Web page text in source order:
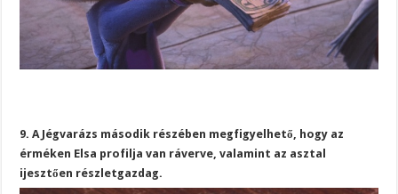
9. A Jégvarázs második részében megfigyelhető, hogy az
érméken Elsa profilja van ráverve, valamint az asztal
ijesztően részletgazdag.